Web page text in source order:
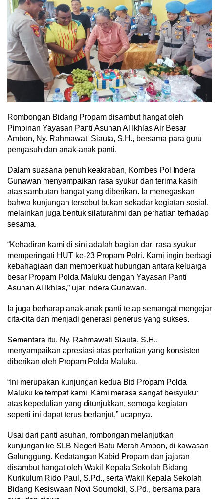
Rombongan Bidang Propam disambut hangat oleh
Pimpinan Yayasan Panti Asuhan Al Ikhlas Air Besar
Ambon, Ny. Rahmawati Siauta, S.H., bersama para guru
pengasuh dan anak-anak panti.
Dalam suasana penuh keakraban, Kombes Pol Indera
Gunawan menyampaikan rasa syukur dan terima kasih
atas sambutan hangat yang diberikan. Ia menegaskan
bahwa kunjungan tersebut bukan sekadar kegiatan sosial,
melainkan juga bentuk silaturahmi dan perhatian terhadap
sesama.
“Kehadiran kami di sini adalah bagian dari rasa syukur
memperingati HUT ke-23 Propam Polri. Kami ingin berbagi
kebahagiaan dan memperkuat hubungan antara keluarga
besar Propam Polda Maluku dengan Yayasan Panti
Asuhan Al Ikhlas,” ujar Indera Gunawan.
Ia juga berharap anak-anak panti tetap semangat mengejar
cita-cita dan menjadi generasi penerus yang sukses.
Sementara itu, Ny. Rahmawati Siauta, S.H.,
menyampaikan apresiasi atas perhatian yang konsisten
diberikan oleh Propam Polda Maluku.
“Ini merupakan kunjungan kedua Bid Propam Polda
Maluku ke tempat kami. Kami merasa sangat bersyukur
atas kepedulian yang ditunjukkan, semoga kegiatan
seperti ini dapat terus berlanjut,” ucapnya.
Usai dari panti asuhan, rombongan melanjutkan
kunjungan ke SLB Negeri Batu Merah Ambon, di kawasan
Galunggung. Kedatangan Kabid Propam dan jajaran
disambut hangat oleh Wakil Kepala Sekolah Bidang
Kurikulum Rido Paul, S.Pd., serta Wakil Kepala Sekolah
Bidang Kesiswaan Novi Soumokil, S.Pd., bersama para